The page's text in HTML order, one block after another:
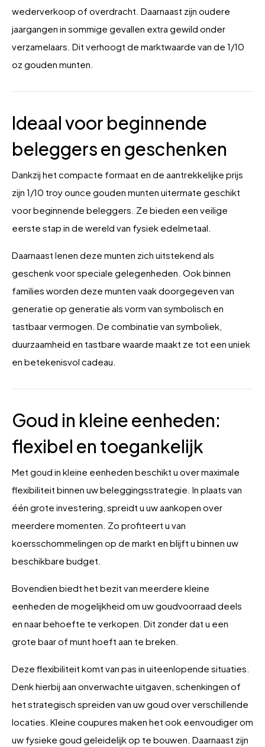
wederverkoop of overdracht. Daarnaast zijn oudere
jaargangen in sommige gevallen extra gewild onder
verzamelaars. Dit verhoogt de marktwaarde van de 1/10
oz gouden munten.
Ideaal voor beginnende
beleggers en geschenken
Dankzij het compacte formaat en de aantrekkelijke prijs
zijn 1/10 troy ounce gouden munten uitermate geschikt
voor beginnende beleggers. Ze bieden een veilige
eerste stap in de wereld van fysiek edelmetaal.
Daarnaast lenen deze munten zich uitstekend als
geschenk voor speciale gelegenheden. Ook binnen
families worden deze munten vaak doorgegeven van
generatie op generatie als vorm van symbolisch en
tastbaar vermogen. De combinatie van symboliek,
duurzaamheid en tastbare waarde maakt ze tot een uniek
en betekenisvol cadeau.
Goud in kleine eenheden:
flexibel en toegankelijk
Met goud in kleine eenheden beschikt u over maximale
flexibiliteit binnen uw beleggingsstrategie. In plaats van
één grote investering, spreidt u uw aankopen over
meerdere momenten. Zo profiteert u van
koersschommelingen op de markt en blijft u binnen uw
beschikbare budget.
Bovendien biedt het bezit van meerdere kleine
eenheden de mogelijkheid om uw goudvoorraad deels
en naar behoefte te verkopen. Dit zonder dat u een
grote baar of munt hoeft aan te breken.
Deze flexibiliteit komt van pas in uiteenlopende situaties.
Denk hierbij aan onverwachte uitgaven, schenkingen of
het strategisch spreiden van uw goud over verschillende
locaties. Kleine coupures maken het ook eenvoudiger om
uw fysieke goud geleidelijk op te bouwen. Daarnaast zijn